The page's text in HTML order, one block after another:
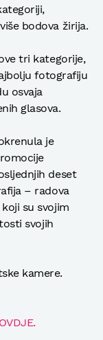
bodova žirija.
tri kategorije,
fotografiju
osvaja
glasova.
je
deset
– radova
su svojim
svojih
kamere.
OVDJE.